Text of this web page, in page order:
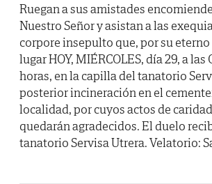
Ruegan a sus amistades
Nuestro Señor y asistan a las
corpore insepulto que, por su
lugar HOY, MIÉRCOLES, día 29, a las
horas, en la capilla del tanatorio
posterior incineración en el
localidad, por cuyos actos de
quedarán agradecidos. El duelo
tanatorio Servisa Utrera. Velatorio: